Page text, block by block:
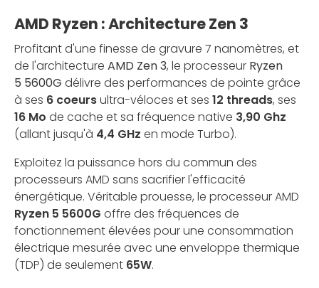
AMD Ryzen : Architecture Zen 3
Profitant d'une finesse de gravure 7 nanomètres, et
de l'architecture AMD Zen 3, le processeur Ryzen
5 5600G délivre des performances de pointe grâce
à ses 6 coeursultra-véloces et ses 12 threads, ses
16 Mo de cache et sa fréquence native 3,90 Ghz
(allant jusqu'à 4,4 GHz en mode Turbo).
Exploitez la puissance hors du commun des
processeurs AMD sans sacrifier l'efficacité
énergétique. Véritable prouesse, le processeur AMD
Ryzen 5 5600G offre des fréquences de
fonctionnement élevées pour une consommation
électrique mesurée avec une enveloppe thermique
(TDP) de seulement 65W.